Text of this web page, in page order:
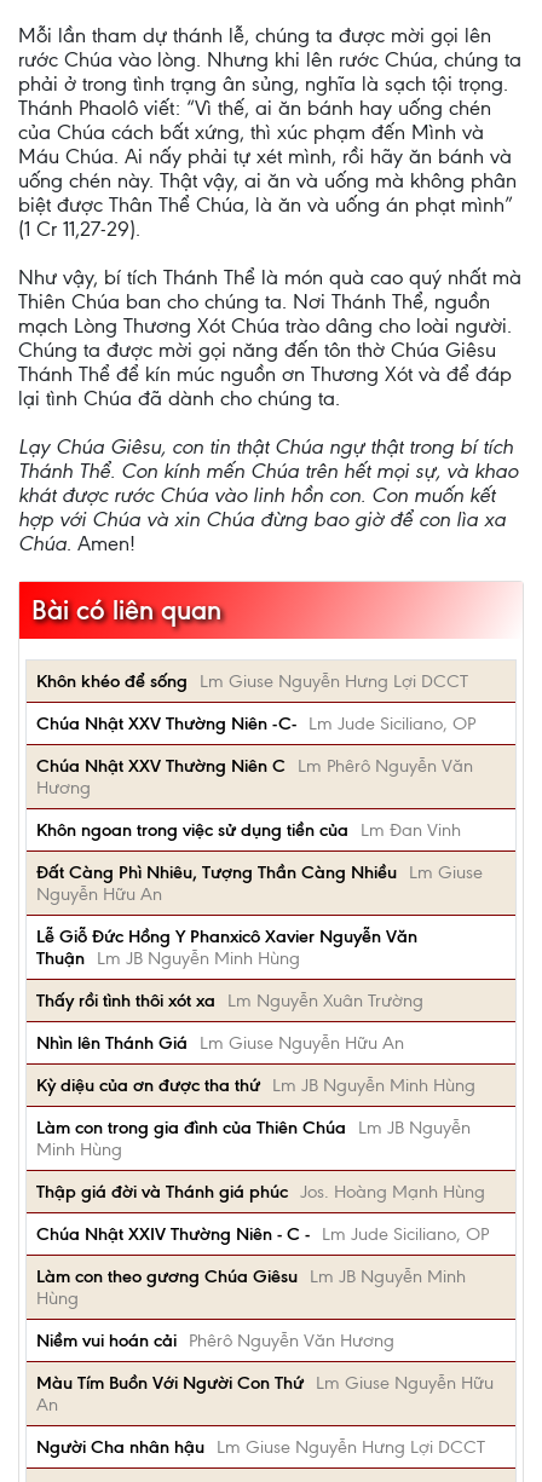
Mỗi lần tham dự thánh lễ, chúng ta được mời gọi lên
rước Chúa vào lòng. Nhưng khi lên rước Chúa, chúng ta
phải ở trong tình trạng ân sủng, nghĩa là sạch tội trọng.
Thánh Phaolô viết: “Vì thế, ai ăn bánh hay uống chén
của Chúa cách bất xứng, thì xúc phạm đến Mình và
Máu Chúa. Ai nấy phải tự xét mình, rồi hãy ăn bánh và
uống chén này. Thật vậy, ai ăn và uống mà không phân
biệt được Thân Thể Chúa, là ăn và uống án phạt mình”
(1 Cr 11,27-29).
Như vậy, bí tích Thánh Thể là món quà cao quý nhất mà
Thiên Chúa ban cho chúng ta. Nơi Thánh Thể, nguồn
mạch Lòng Thương Xót Chúa trào dâng cho loài người.
Chúng ta được mời gọi năng đến tôn thờ Chúa Giêsu
Thánh Thể để kín múc nguồn ơn Thương Xót và để đáp
lại tình Chúa đã dành cho chúng ta.
Lạy Chúa Giêsu, con tin thật Chúa ngự thật trong bí tích
Thánh Thể. Con kính mến Chúa trên hết mọi sự, và khao
khát được rước Chúa vào linh hồn con. Con muốn kết
hợp với Chúa và xin Chúa đừng bao giờ để con lìa xa
Chúa. Amen!
Bài có liên quan
Khôn khéo để sống
Lm Giuse Nguyễn Hưng Lợi DCCT
Chúa Nhật XXV Thường Niên -C-
Lm Jude Siciliano, OP
Chúa Nhật XXV Thường Niên C
Lm Phêrô Nguyễn Văn
Hương
Khôn ngoan trong việc sử dụng tiền của
Lm Đan Vinh
Đất Càng Phì Nhiêu, Tượng Thần Càng Nhiều
Lm Giuse
Nguyễn Hữu An
Lễ Giỗ Đức Hồng Y Phanxicô Xavier Nguyễn Văn
Thuận
Lm JB Nguyễn Minh Hùng
Thấy rồi tình thôi xót xa
Lm Nguyễn Xuân Trường
Nhìn lên Thánh Giá
Lm Giuse Nguyễn Hữu An
Kỳ diệu của ơn được tha thứ
Lm JB Nguyễn Minh Hùng
Làm con trong gia đình của Thiên Chúa
Lm JB Nguyễn
Minh Hùng
Thập giá đời và Thánh giá phúc Jos. Hoàng Mạnh Hùng
Chúa Nhật XXIV Thường Niên - C -
Lm Jude Siciliano, OP
Làm con theo gương Chúa Giêsu
Lm JB Nguyễn Minh
Hùng
Niềm vui hoán cải
Phêrô Nguyễn Văn Hương
Màu Tím Buồn Với Người Con Thứ
Lm Giuse Nguyễn Hữu
An
Người Cha nhân hậu
Lm Giuse Nguyễn Hưng Lợi DCCT